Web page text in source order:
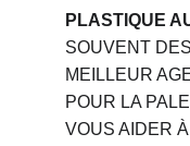
PLASTIQUE
SOUVENT
MEILLEUR
POUR LA
VOUS AIDER